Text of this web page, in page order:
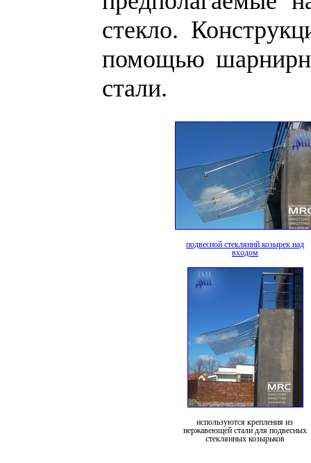
стекло.
помощью
стали.
подвесной стекляннй козырек над
входом
используются крепления из
нержавеющей стали для подвесных
стеклянных козырьков